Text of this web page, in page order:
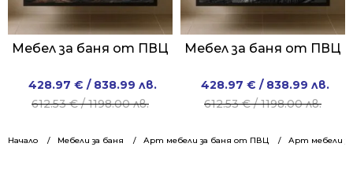
Начало Мебели за баня Арт мебели за баня от ПВЦ Арт мебели
Мебел за баня от ПВЦ
612.53€/ 1198.00 лв.
Original
price
612.53 €
428.97 € / 838.99 лв.
Current
price
428.97 €
Мебел за баня от ПВЦ
612.53€/ 1198.00 лв.
Original
price
612.53 €
428.97 € / 838.99 лв.
Current
price
428.97 €